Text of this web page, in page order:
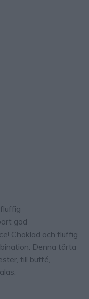
god
Choklad och fluffig
Denna tårta
till buffé,